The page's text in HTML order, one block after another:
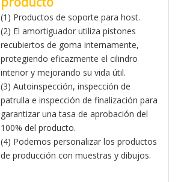
(1) Productos de soporte para host.
(2) El amortiguador utiliza pistones
recubiertos de goma internamente,
protegiendo eficazmente el cilindro
interior y mejorando su vida útil.
(3) Autoinspección, inspección de
patrulla e inspección de finalización para
garantizar una tasa de aprobación del
100% del producto.
(4) Podemos personalizar los productos
de producción con muestras y dibujos.